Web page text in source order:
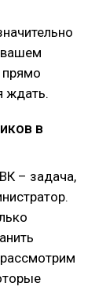
вашем
прямо
ждать.
в
– задача,